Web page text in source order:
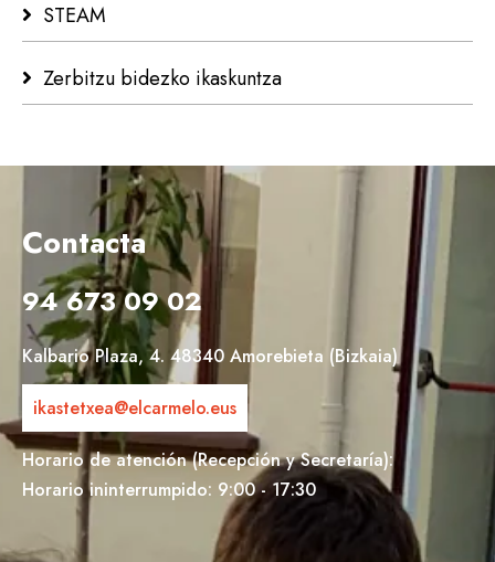
STEAM
Zerbitzu bidezko ikaskuntza
Contacta
94 673 09 02
Kalbario Plaza, 4. 48340 Amorebieta (Bizkaia)
ikastetxea@elcarmelo.eus
Horario de atención (Recepción y Secretaría):
Horario ininterrumpido: 9:00 - 17:30